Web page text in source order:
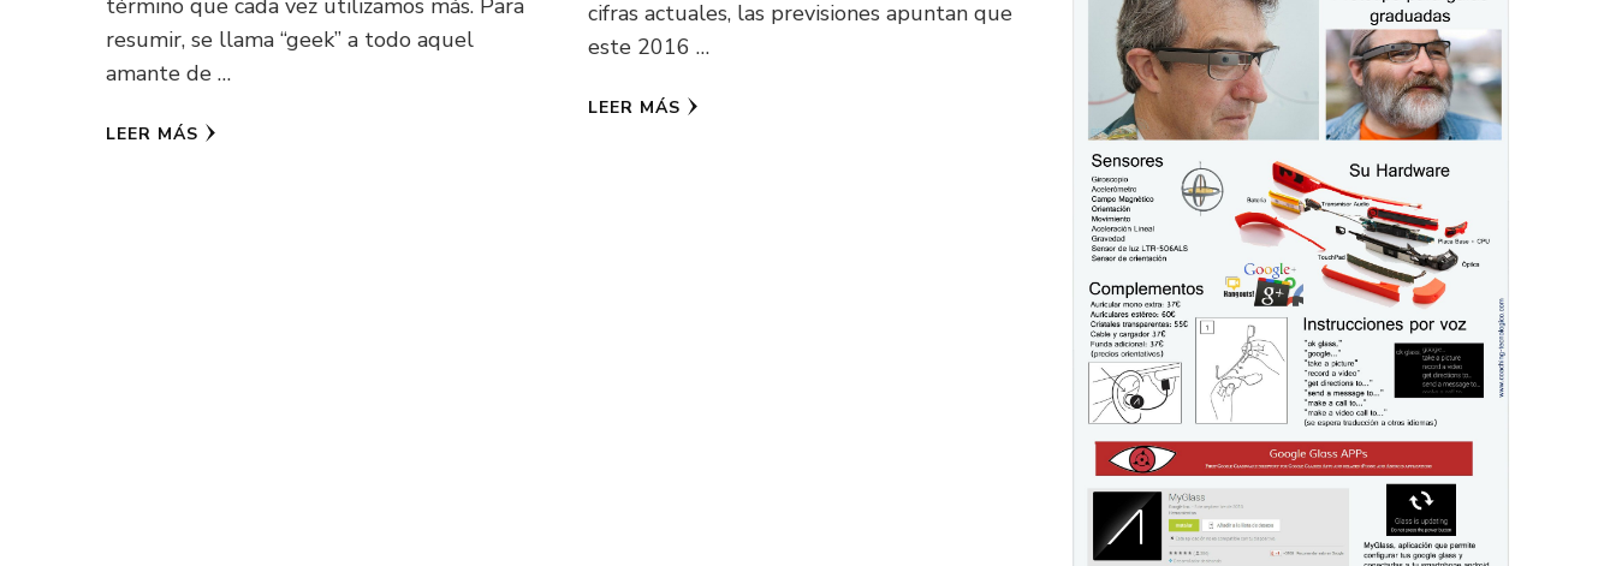
término que cada vez utilizamos más. Para
resumir, se llama “geek” a todo aquel
amante de …
LEER MÁS
cifras actuales, las previsiones apuntan que
este 2016 …
LEER MÁS